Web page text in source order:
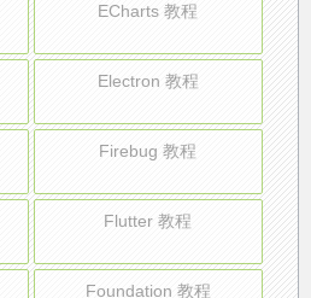
ECharts 教程
Electron 教程
Firebug 教程
Flutter 教程
Foundation 教程